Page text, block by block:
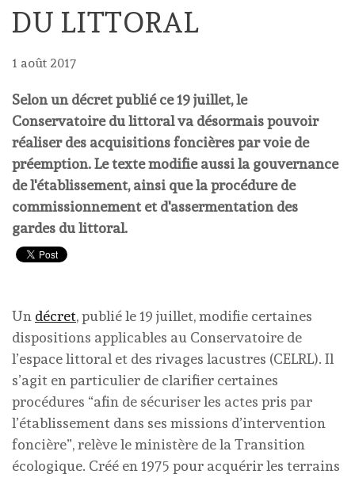
DU LITTORAL
1 août 2017
Selon un décret publié ce 19 juillet, le
Conservatoire du littoral va désormais pouvoir
réaliser des acquisitions foncières par voie de
préemption. Le texte modifie aussi la gouvernance
de l'établissement, ainsi que la procédure de
commissionnement et d'assermentation des
gardes du littoral.
Un décret, publié le 19 juillet, modifie certaines
dispositions applicables au Conservatoire de
l’espace littoral et des rivages lacustres (CELRL). Il
s’agit en particulier de clarifier certaines
procédures “afin de sécuriser les actes pris par
l’établissement dans ses missions d’intervention
foncière”, relève le ministère de la Transition
écologique. Créé en 1975 pour acquérir les terrains